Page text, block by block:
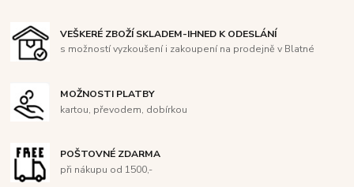
VEŠKERÉ ZBOŽÍ SKLADEM-IHNED K ODESLÁNÍ
s možností vyzkoušení i zakoupení na prodejně v Blatné
MOŽNOSTI PLATBY
kartou, převodem, dobírkou
POŠTOVNÉ ZDARMA
při nákupu od 1500,-